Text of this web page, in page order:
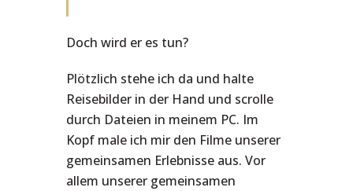
Doch wird er es tun?
Plötzlich stehe ich da und halte
Reisebilder in der Hand und scrolle
durch Dateien in meinem PC. Im
Kopf male ich mir den Filme unserer
gemeinsamen Erlebnisse aus. Vor
allem unserer gemeinsamen